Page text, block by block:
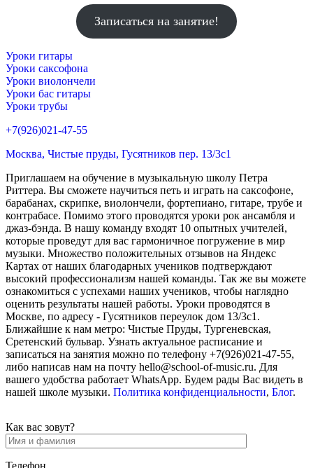
Записаться на занятие!
Уроки гитары
Уроки саксофона
Уроки виолончели
Уроки бас гитары
Уроки трубы
+7(926)021-47-55
Москва, Чистые пруды, Гусятников пер. 13/3c1
Приглашаем на обучение в музыкальную школу Петра
Риттера. Вы сможете научиться петь и играть на саксофоне,
барабанах, скрипке, виолончели, фортепиано, гитаре, трубе и
контрабасе. Помимо этого проводятся уроки рок ансамбля и
джаз-бэнда. В нашу команду входят 10 опытных учителей,
которые проведут для вас гармоничное погружение в мир
музыки. Множество положительных отзывов на Яндекс
Картах от наших благодарных учеников подтверждают
высокий профессионализм нашей команды. Так же вы можете
ознакомиться с успехами наших учеников, чтобы наглядно
оценить результаты нашей работы. Уроки проводятся в
Москве, по адресу - Гусятников переулок дом 13/3с1.
Ближайшие к нам метро: Чистые Пруды, Тургеневская,
Сретенский бульвар. Узнать актуальное расписание и
записаться на занятия можно по телефону +7(926)021-47-55,
либо написав нам на почту hello@school-of-music.ru. Для
вашего удобства работает WhatsApp. Будем рады Вас видеть в
нашей школе музыки. Политика конфиденциальности, Блог.
Как вас зовут?